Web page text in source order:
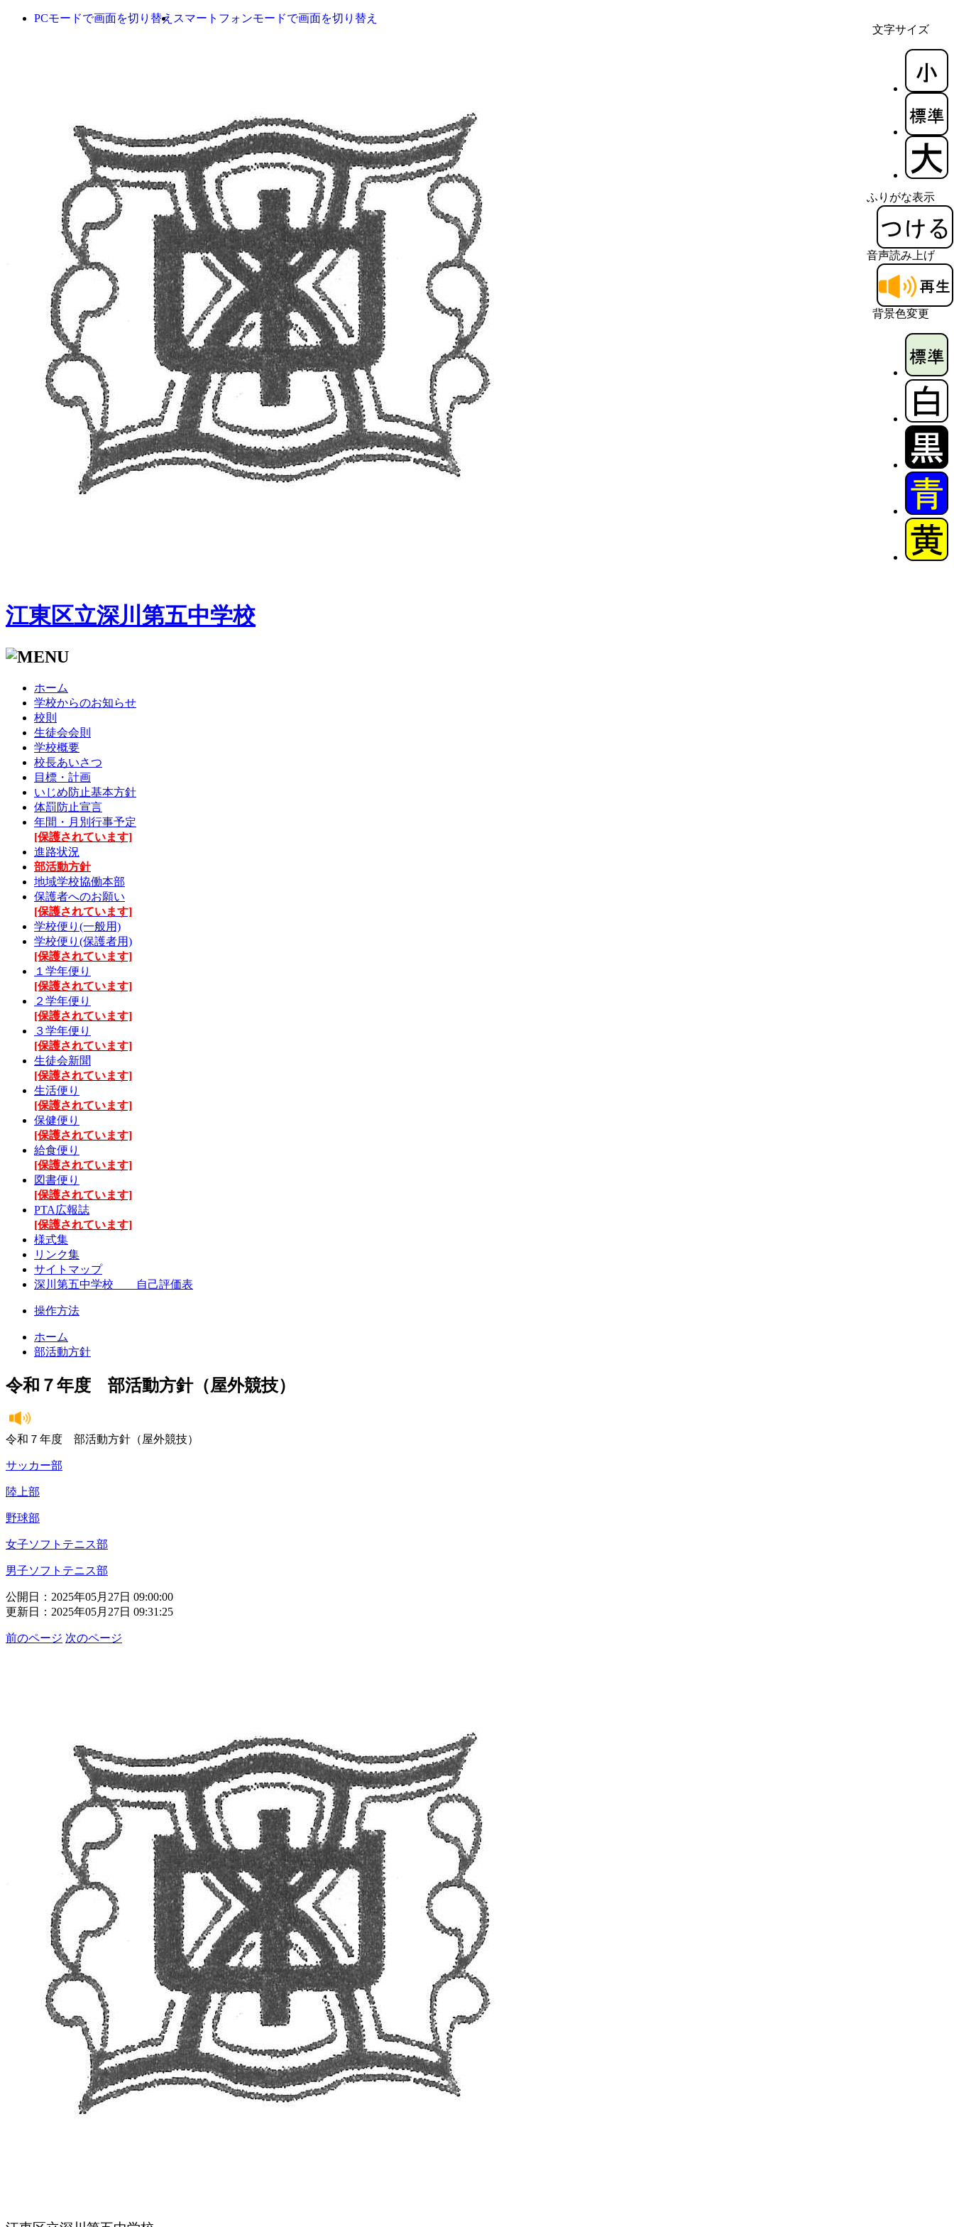
文字サイズ
ふりがな表示
音声読み上げ
背景色変更
PCモードで画面を切り替え スマートフォンモードで画面を切り替え
江東区立深川第五中学校
ホーム
学校からのお知らせ
校則
生徒会会則
学校概要
校長あいさつ
目標・計画
いじめ防止基本方針
体罰防止宣言
年間・月別行事予定
[保護されています]
進路状況
部活動方針
地域学校協働本部
保護者へのお願い
[保護されています]
学校便り(一般用)
学校便り(保護者用)
[保護されています]
１学年便り
[保護されています]
２学年便り
[保護されています]
３学年便り
[保護されています]
生徒会新聞
[保護されています]
生活便り
[保護されています]
保健便り
[保護されています]
給食便り
[保護されています]
図書便り
[保護されています]
PTA広報誌
[保護されています]
様式集
リンク集
サイトマップ
深川第五中学校 自己評価表
操作方法
ホーム
部活動方針
令和７年度 部活動方針（屋外競技）
令和７年度 部活動方針（屋外競技）
サッカー部
陸上部
野球部
女子ソフトテニス部
男子ソフトテニス部
公開日：2025年05月27日 09:00:00
更新日：2025年05月27日 09:31:25
前のページ 次のページ